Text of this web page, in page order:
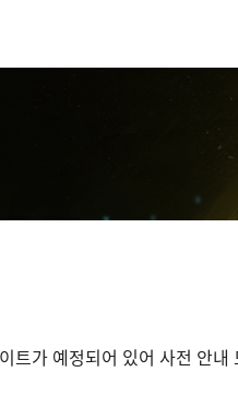
트가 예정되어 있어 사전 안내